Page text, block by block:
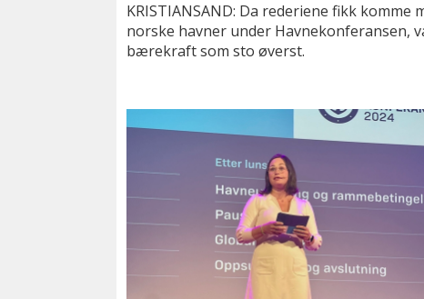
KRISTIANSAND: Da rederiene fikk komme
norske havner under Havnekonferansen,
bærekraft som sto øverst.